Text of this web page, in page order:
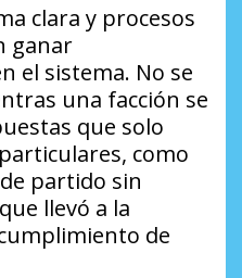
clara y procesos
ganar
el sistema. No se
una facción se
que solo
como
partido sin
llevó a la
de